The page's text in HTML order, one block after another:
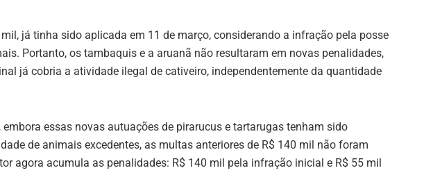
já tinha sido aplicada em 11 de março, considerando a infração pela posse
Portanto, os tambaquis e a aruanã não resultaram em novas penalidades,
já cobria a atividade ilegal de cativeiro, independentemente da quantidade
embora essas novas autuações de pirarucus e tartarugas tenham sido
de animais excedentes, as multas anteriores de R$ 140 mil não foram
agora acumula as penalidades: R$ 140 mil pela infração inicial e R$ 55 mil